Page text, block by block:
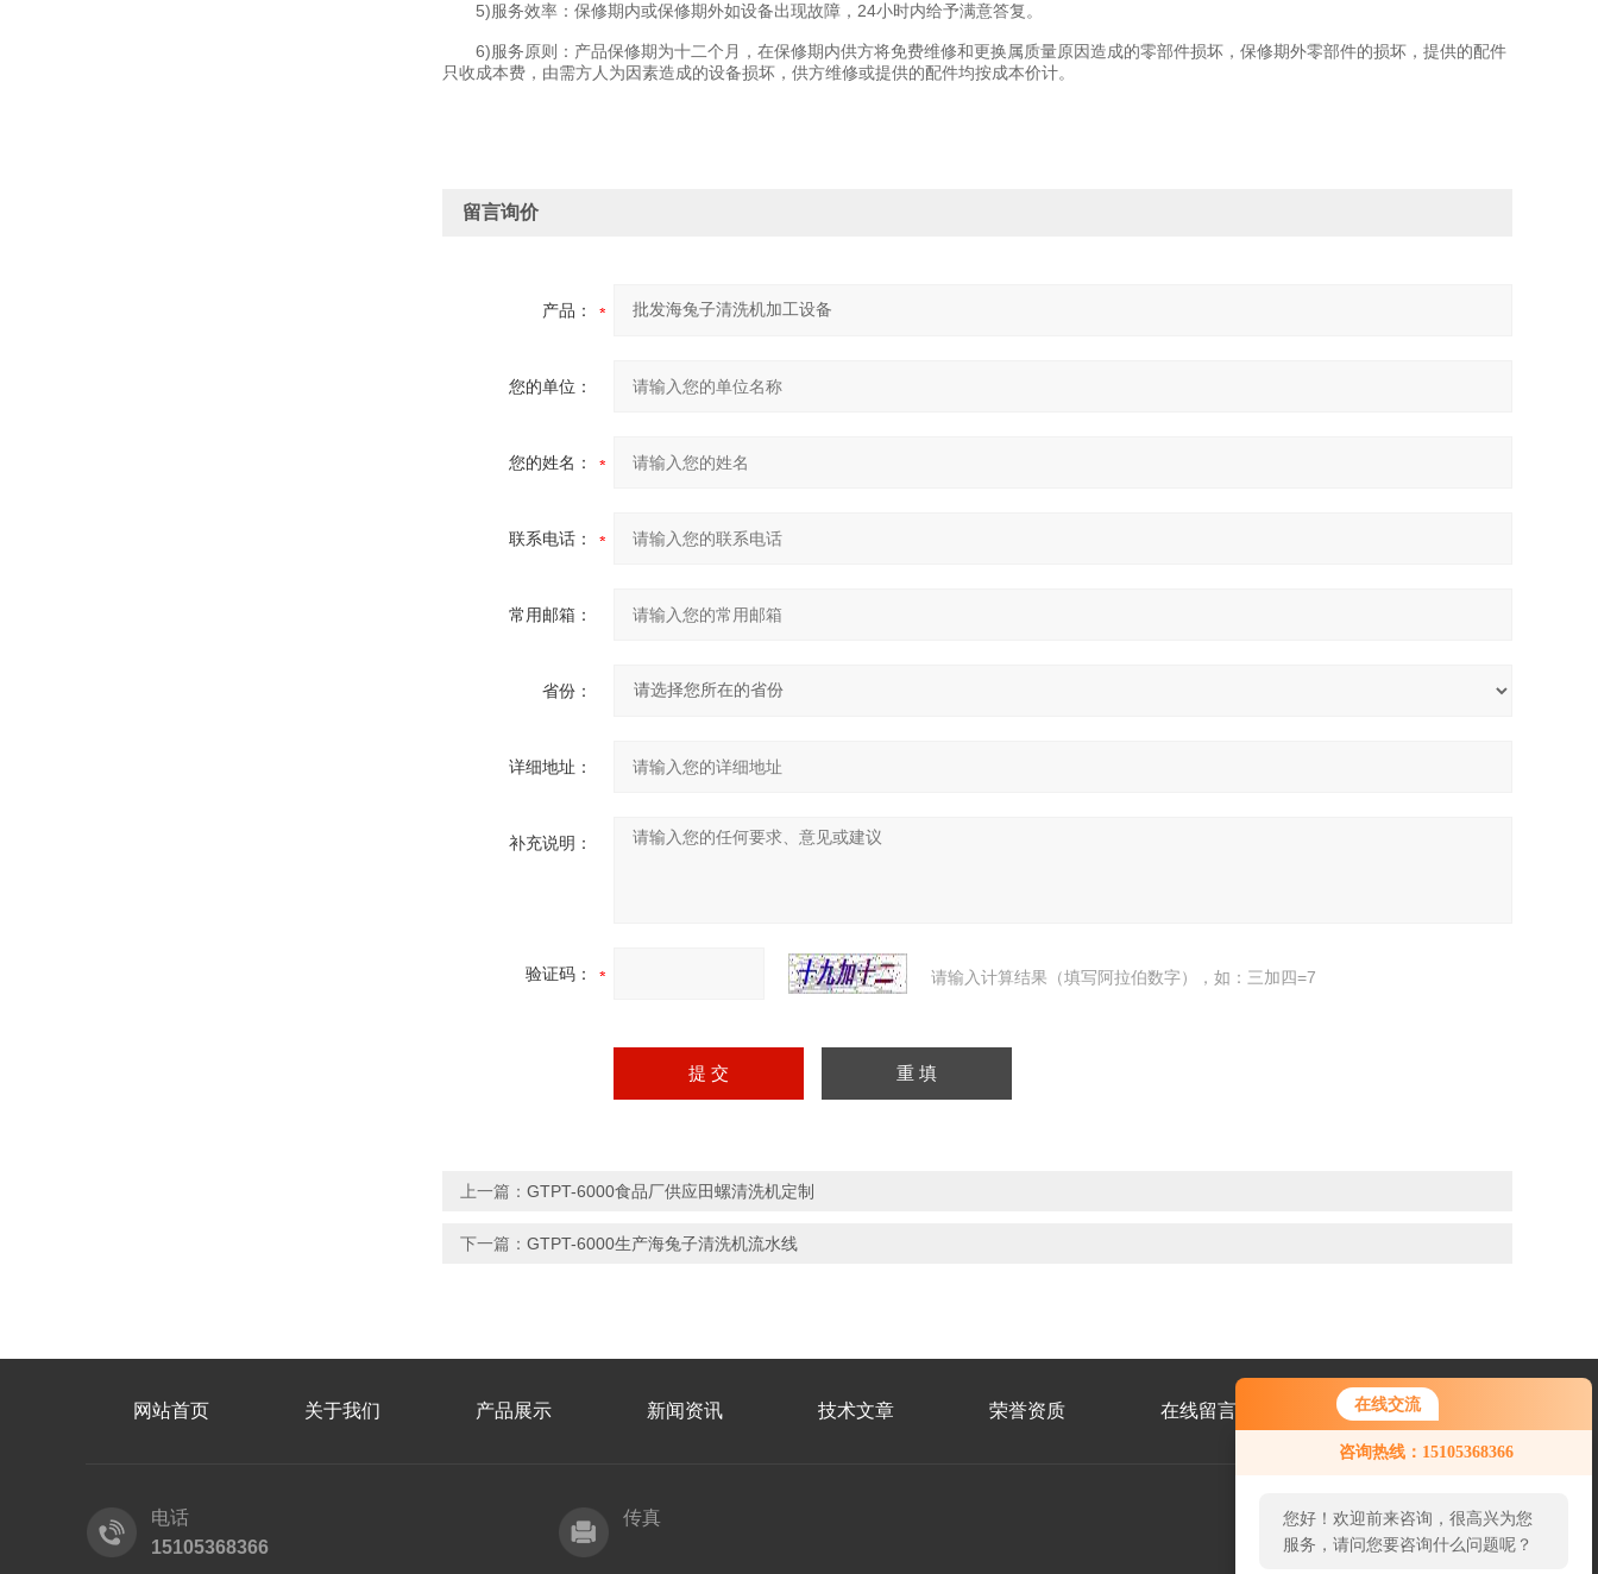
在线交流
咨询热线：15105368366
您好！欢迎前来咨询，很高兴为您
服务，请问您要咨询什么问题呢？
您好，看您停留很久了，是否找到
了需求产品，您可以直接在线与我
5)服务效率：保修期内或保修期外如设备出现故障，24小时内给予满意答复。
6)服务原则：产品保修期为十二个月，在保修期内供方将免费维修和更换属质量原因造成的零部件损坏，保修期外零部件的损坏，提供的配件
只收成本费，由需方人为因素造成的设备损坏，供方维修或提供的配件均按成本价计。
留言询价
产品：
您的单位：
您的姓名：
联系电话：
常用邮箱：
省份：
详细地址：
补充说明：
验证码： 请输入计算结果（填写阿拉伯数字），如：三加四=7
上一篇： GTPT-6000食品厂供应田螺清洗机定制
下一篇： GTPT-6000生产海兔子清洗机流水线
网站首页 关于我们 产品展示 新闻资讯 技术文章 荣誉资质 在线留言 联系我们
电话
15105368366
传真